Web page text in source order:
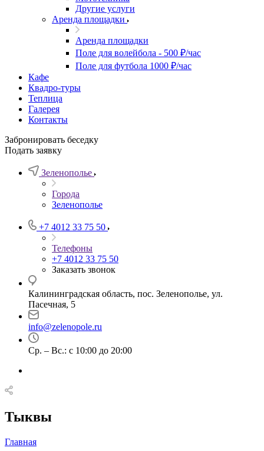
Другие услуги
Аренда площадки
Аренда площадки
Поле для волейбола - 500 ₽/час
Поле для футбола 1000 ₽/час
Кафе
Квадро-туры
Теплица
Галерея
Контакты
Забронировать беседку
Подать заявку
Зеленополье
Города
Зеленополье
+7 4012 33 75 50
Телефоны
+7 4012 33 75 50
Заказать звонок
Калининградская область, пос. Зеленополье, ул.
Пасечная, 5
info@zelenopole.ru
Ср. – Вс.: с 10:00 до 20:00
Тыквы
Главная